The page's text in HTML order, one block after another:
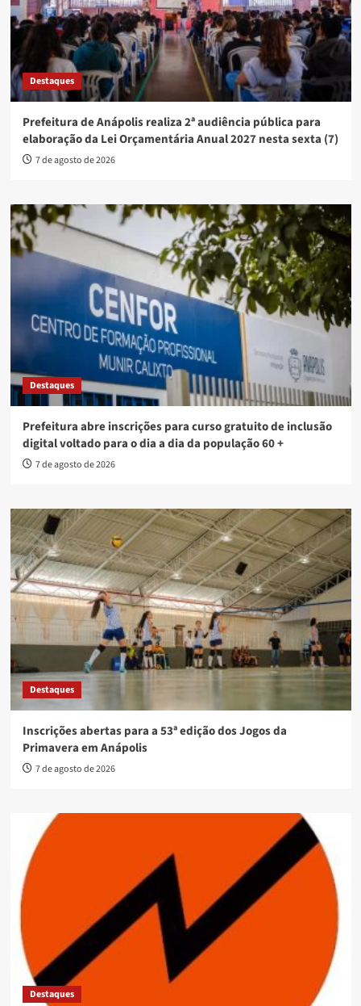
Destaques
Prefeitura de Anápolis realiza 2ª audiência pública para
elaboração da Lei Orçamentária Anual 2027 nesta sexta (7)
7 de agosto de 2026
Destaques
Prefeitura abre inscrições para curso gratuito de inclusão
digital voltado para o dia a dia da população 60 +
7 de agosto de 2026
Destaques
Inscrições abertas para a 53ª edição dos Jogos da
Primavera em Anápolis
7 de agosto de 2026
Destaques